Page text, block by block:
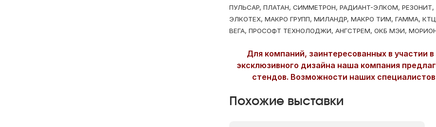
ПУЛЬСАР, ПЛАТАН, СИММЕТРОН, РАДИАНТ-ЭЛКОМ,
ЭЛКОТЕХ, МАКРО ГРУПП, МИЛАНДР, МАКРО ТИМ, ГАММА,
ВЕГА, ПРОСОФТ ТЕХНОЛОДЖИ, АНГСТРЕМ, ОКБ МЭИ,
Для компаний, заинтересованных в участии
эксклюзивного дизайна наша компания
стендов. Возможности наших
Похожие выставки